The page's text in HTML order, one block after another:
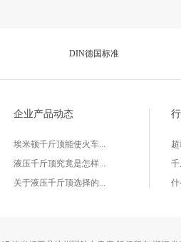
DIN德国标准
企业产品动态
埃米顿千斤顶能使火车...
液压千斤顶究竟是怎样...
关于液压千斤顶选择的...
千
什